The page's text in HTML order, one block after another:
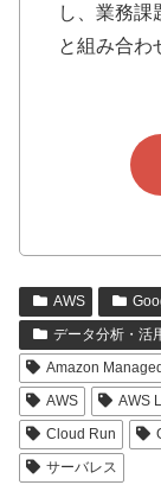
し、業務課
と組み合わ
AWS
データ分析・活
Amazon
AWS
AWS
Cloud Run
サーバレス